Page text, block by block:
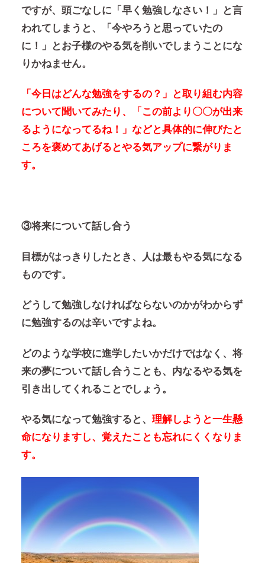
ですが、頭ごなしに「早く勉強しなさい！」と言
われてしまうと、「今やろうと思っていたの
に！」とお子様のやる気を削いでしまうことにな
りかねません。
「今日はどんな勉強をするの？」と取り組む内容
について聞いてみたり、「この前より〇〇が出来
るようになってるね！」などと具体的に伸びたと
ころを褒めてあげるとやる気アップに繋がりま
す。
③将来について話し合う
目標がはっきりしたとき、人は最もやる気になる
ものです。
どうして勉強しなければならないのかがわからず
に勉強するのは辛いですよね。
どのような学校に進学したいかだけではなく、将
来の夢について話し合うことも、内なるやる気を
引き出してくれることでしょう。
やる気になって勉強すると、 理解しようと一生懸
命になりますし、覚えたことも忘れにくくなりま
す。